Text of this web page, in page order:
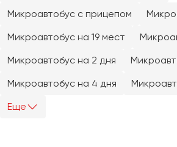
Микроавтобус с прицепом
Микроавтобус на 19 мест
Микроавтобус на 2 дня
Микроавтобус на 4 дня
Еще
Якутск
Ярославль